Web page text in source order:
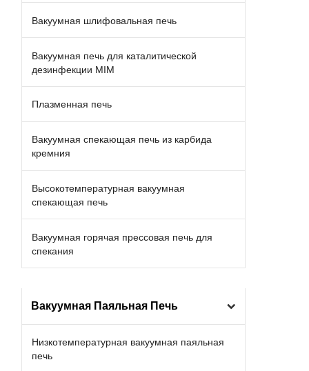
Вакуумная шлифовальная печь
Вакуумная печь для каталитической
дезинфекции MIM
Плазменная печь
Вакуумная спекающая печь из карбида
кремния
Высокотемпературная вакуумная
спекающая печь
Вакуумная горячая прессовая печь для
спекания
Вакуумная Паяльная Печь
Низкотемпературная вакуумная паяльная
печь